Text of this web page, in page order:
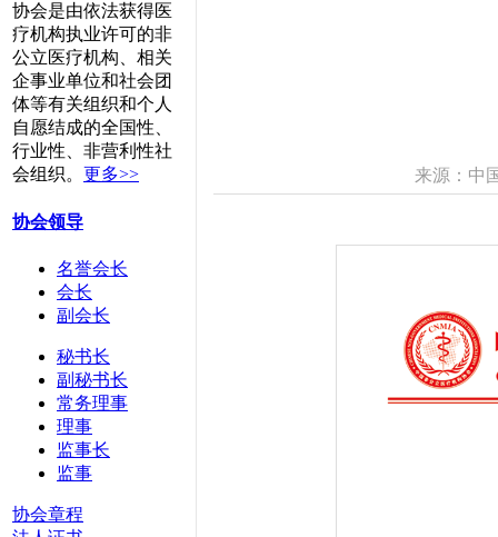
协会是由依法获得医
疗机构执业许可的非
公立医疗机构、相关
企事业单位和社会团
体等有关组织和个人
自愿结成的全国性、
行业性、非营利性社
会组织。 更多>>
协会领导
名誉会长
会长
副会长
秘书长
副秘书长
常务理事
理事
监事长
监事
协会章程
来源：中